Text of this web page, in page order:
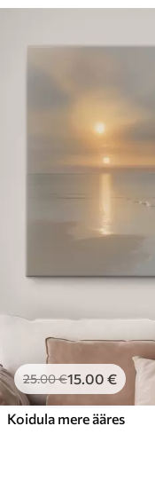
25.00€15.00 €
Koidula mere ääres